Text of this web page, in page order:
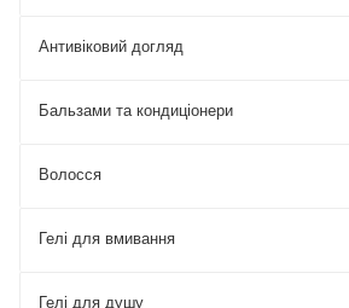
Антивіковий догляд
Бальзами та кондиціонери
Волосся
Гелі для вмивання
Гелі для душу